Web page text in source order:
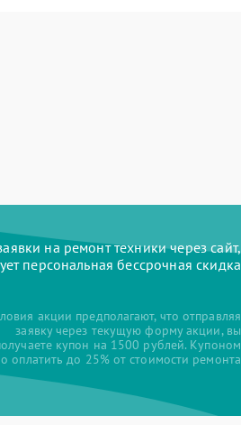
на ремонт техники через сайт,
персональная бессрочная скидка
акции предполагают, что отправляя
заявку через текущую форму акции, вы
купон на 1500 рублей. Купоном
оплатить до 25% от стоимости ремонта